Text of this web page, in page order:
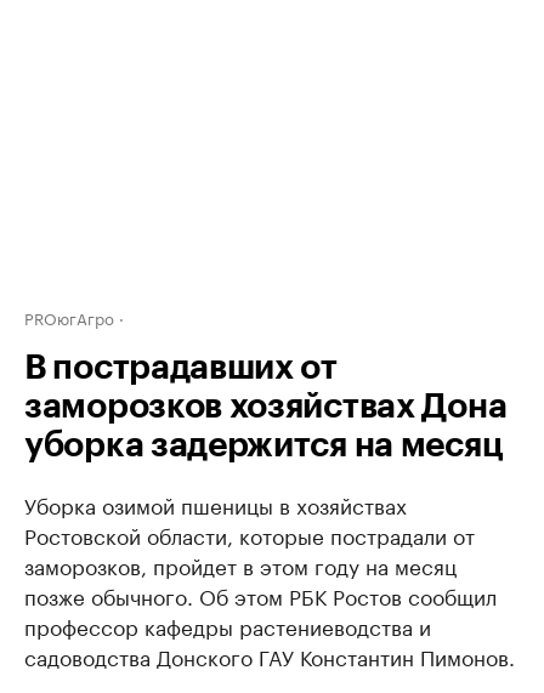
PROюгАгро
В пострадавших от
заморозков хозяйствах Дона
уборка задержится на месяц
Уборка озимой пшеницы в хозяйствах
Ростовской области, которые пострадали от
заморозков, пройдет в этом году на месяц
позже обычного. Об этом РБК Ростов сообщил
профессор кафедры растениеводства и
садоводства Донского ГАУ Константин Пимонов.